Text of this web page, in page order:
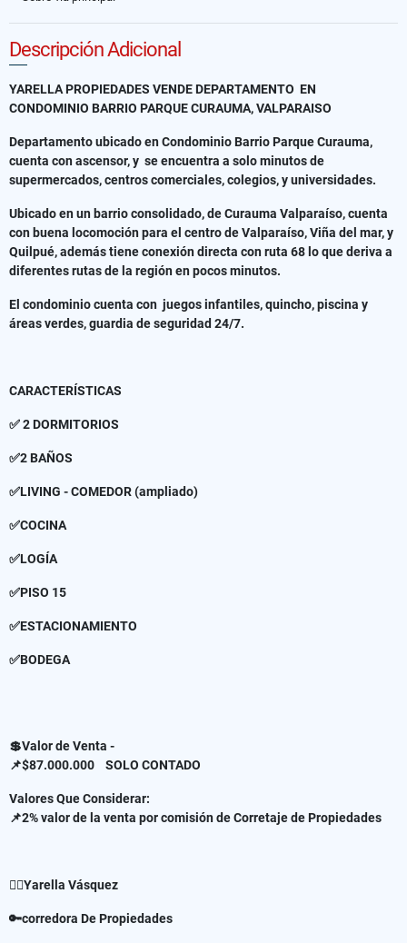
Descripción Adicional
YARELLA PROPIEDADES VENDE DEPARTAMENTO EN
CONDOMINIO BARRIO PARQUE CURAUMA, VALPARAISO
Departamento ubicado en Condominio Barrio Parque Curauma,
cuenta con ascensor, y se encuentra a solo minutos de
supermercados, centros comerciales, colegios, y universidades.
Ubicado en un barrio consolidado, de Curauma Valparaíso, cuenta
con buena locomoción para el centro de Valparaíso, Viña del mar, y
Quilpué, además tiene conexión directa con ruta 68 lo que deriva a
diferentes rutas de la región en pocos minutos.
El condominio cuenta con juegos infantiles, quincho, piscina y
áreas verdes, guardia de seguridad 24/7.
CARACTERÍSTICAS
✅ 2 DORMITORIOS
✅2 BAÑOS
✅LIVING - COMEDOR (ampliado)
✅COCINA
✅LOGÍA
✅PISO 15
✅ESTACIONAMIENTO
✅BODEGA
💲Valor de Venta -
📌$87.000.000 SOLO CONTADO
Valores Que Considerar:
📌2% valor de la venta por comisión de Corretaje de Propiedades
✍🏻Yarella Vásquez
🔑corredora De Propiedades